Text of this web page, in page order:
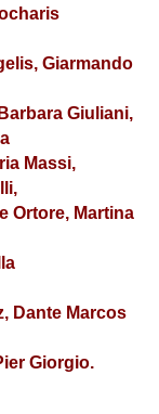
Giarmando
Giuliani,
Massi,
Ortore, Martina
Dante Marcos
Giorgio.